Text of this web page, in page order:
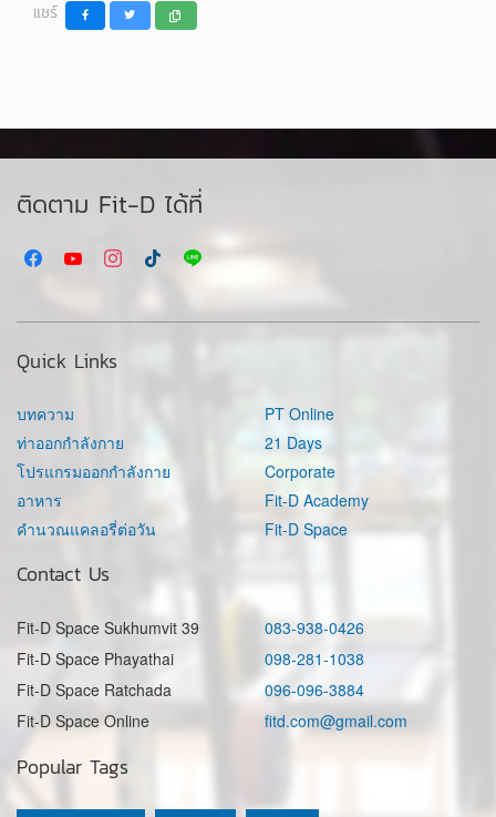
แชร์
ติดตาม Fit-D ได้ที่
Quick Links
บทความ
ท่าออกกำลังกาย
โปรแกรมออกกำลังกาย
อาหาร
คำนวณแคลอรี่ต่อวัน
PT Online
21 Days
Corporate
Fit-D Academy
Fit-D Space
Contact Us
Fit-D Space Sukhumvit 39
083-938-0426
Fit-D Space Phayathai
098-281-1038
Fit-D Space Ratchada
096-096-3884
Fit-D Space Online
fitd.com@gmail.com
Popular Tags